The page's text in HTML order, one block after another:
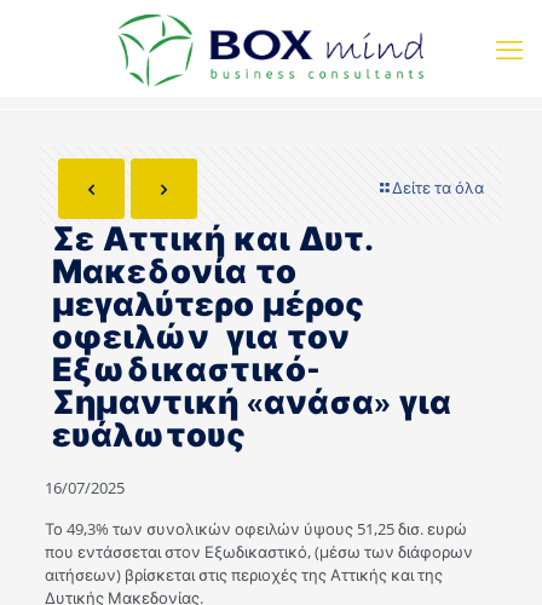
Δείτε τα όλα
Σε Αττική και Δυτ.
Μακεδονία το
μεγαλύτερο μέρος
οφειλών για τον
Εξωδικαστικό-
Σημαντική «ανάσα» για
ευάλωτους
16/07/2025
Το 49,3% των συνολικών οφειλών ύψους 51,25 δισ. ευρώ
που εντάσσεται στον Εξωδικαστικό, (μέσω των διάφορων
αιτήσεων) βρίσκεται στις περιοχές της Αττικής και της
Δυτικής Μακεδονίας.